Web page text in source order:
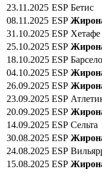
23.11.2025 ESP Бетис
08.11.2025 ESP
31.10.2025 ESP Хетафе
25.10.2025 ESP
18.10.2025 ESP
04.10.2025 ESP
26.09.2025 ESP
23.09.2025 ESP
20.09.2025 ESP
14.09.2025 ESP Сельта
30.08.2025 ESP
24.08.2025 ESP
15.08.2025 ESP